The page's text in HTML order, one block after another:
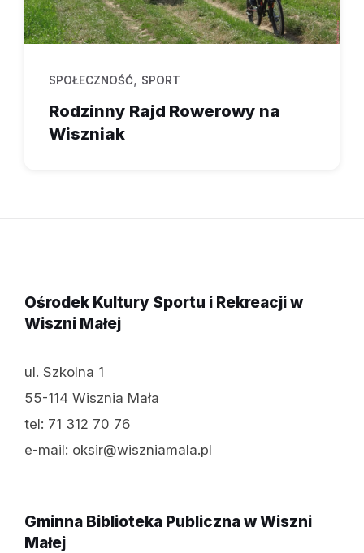
SPOŁECZNOŚĆ, SPORT
Rodzinny Rajd Rowerowy na
Wiszniak
Ośrodek Kultury Sportu i Rekreacji w
Wiszni Małej
ul. Szkolna 1
55-114 Wisznia Mała
tel: 71 312 70 76
e-mail: oksir@wiszniamala.pl
Gminna Biblioteka Publiczna w Wiszni
Małej